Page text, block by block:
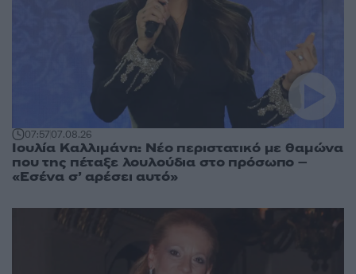
07:5707.08.26
Ιουλία Καλλιμάνη: Νέο περιστατικό με θαμώνα
που της πέταξε λουλούδια στο πρόσωπο –
«Εσένα σ’ αρέσει αυτό»